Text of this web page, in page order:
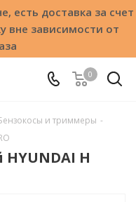
есть доставка за счет
вне зависимости от
0
и триммеры -
H